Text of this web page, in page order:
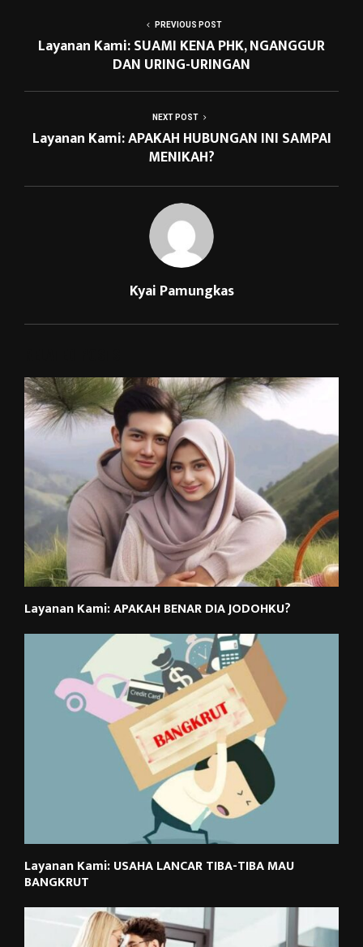
PREVIOUS POST
Layanan Kami: SUAMI KENA PHK, NGANGGUR
DAN URING-URINGAN
NEXT POST
Layanan Kami: APAKAH HUBUNGAN INI SAMPAI
MENIKAH?
Kyai Pamungkas
Layanan Kami: APAKAH BENAR DIA JODOHKU?
Layanan Kami: USAHA LANCAR TIBA-TIBA MAU
BANGKRUT